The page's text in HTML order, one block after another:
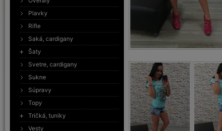
Plavky
Rifle
Saká, cardigany
Šaty
Svetre, cardigany
Sukne
Súpravy
Topy
Tričká, tuniky
Vesty